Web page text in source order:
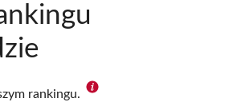
rankingu.